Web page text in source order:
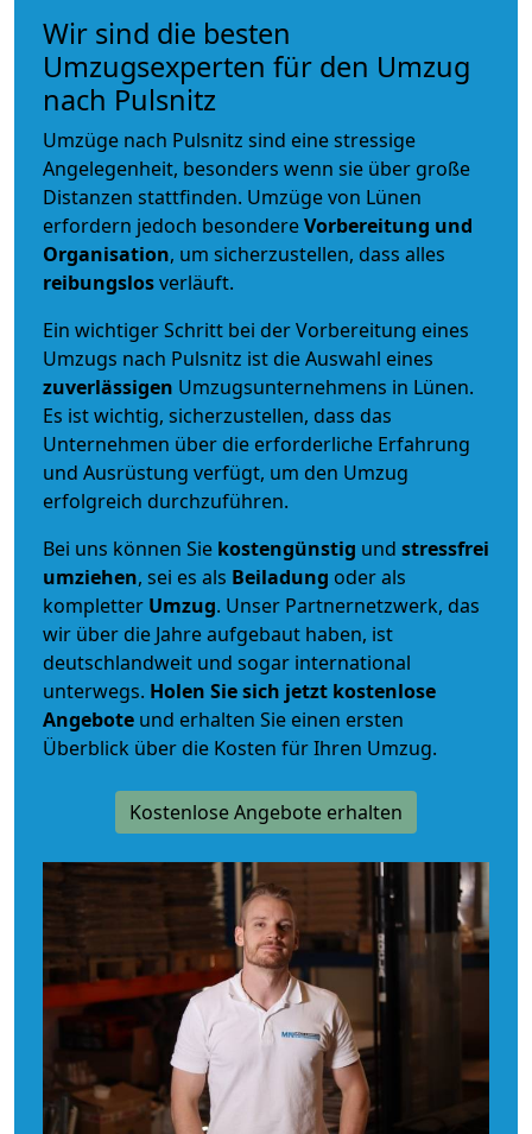
Wir sind die besten
Umzugsexperten für den Umzug
nach Pulsnitz
Umzüge nach Pulsnitz sind eine stressige
Angelegenheit, besonders wenn sie über große
Distanzen stattfinden. Umzüge von Lünen
erfordern jedoch besondereVorbereitung und
Organisation, um sicherzustellen, dass alles
reibungslosverläuft.
Ein wichtiger Schritt bei der Vorbereitung eines
Umzugs nach Pulsnitz ist die Auswahl eines
zuverlässigen Umzugsunternehmens in Lünen.
Es ist wichtig, sicherzustellen, dass das
Unternehmen über die erforderliche Erfahrung
und Ausrüstung verfügt, um den Umzug
erfolgreich durchzuführen.
Bei uns können Sie kostengünstig und stressfrei
umziehen, sei es als Beiladung oder als
kompletter Umzug. Unser Partnernetzwerk, das
wir über die Jahre aufgebaut haben, ist
deutschlandweit und sogar international
unterwegs. Holen Sie sich jetzt kostenlose
Angebote und erhalten Sie einen ersten
Überblick über die Kosten für Ihren Umzug.
Kostenlose Angebote erhalten